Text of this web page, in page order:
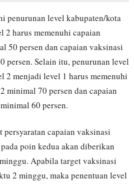
penurunan level kabupaten/kota
2 harus memenuhi capaian
50 persen dan capaian vaksinasi
persen. Selain itu, penurunan level
2 menjadi level 1 harus memenuhi
minimal 70 persen dan capaian
60 persen.
capaian vaksinasi
poin kedua akan diberikan
Apabila target vaksinasi
2 minggu, maka penentuan level